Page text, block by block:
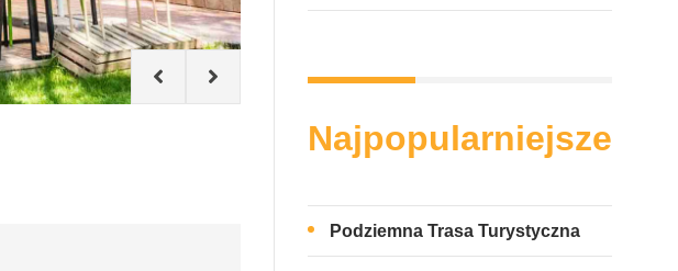
Najpopularniejsze
Podziemna Trasa Turystyczna